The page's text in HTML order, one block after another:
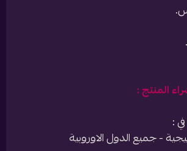
المنتج :
:
- جميع الدول الاوروبية